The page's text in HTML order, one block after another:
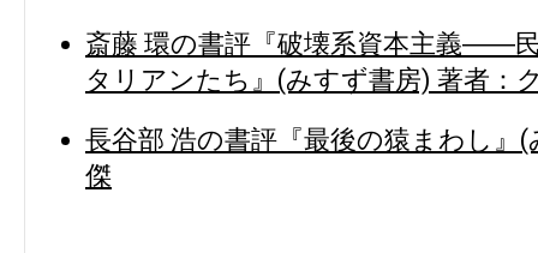
斎藤 環の書評『破壊系資本主義――
タリアンたち』(みすず書房) 著者：
長谷部 浩の書評『最後の猿まわし』
傑